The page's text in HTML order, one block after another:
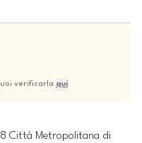
verificarla qui
Città Metropolitana di